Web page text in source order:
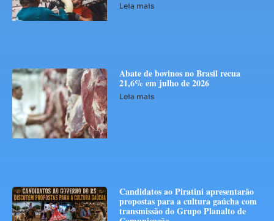
Leia mais
Abate de bovinos no Brasil recua
21,6% em julho de 2026
Leia mais
Candidatos ao Piratini apresentarão
propostas para a cultura gaúcha com
transmissão do Grupo Planalto de